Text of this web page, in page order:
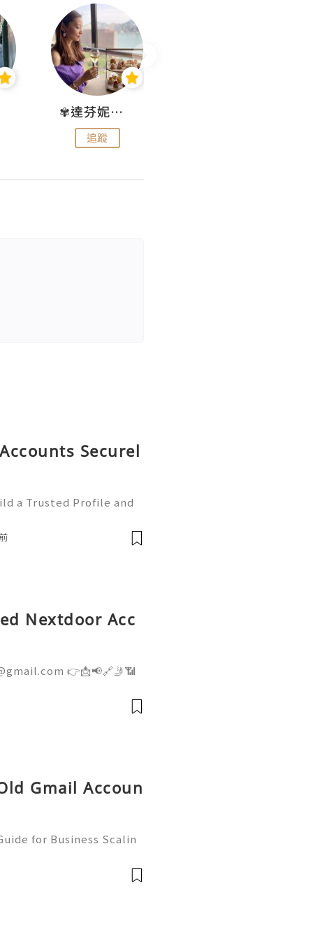
✾達芬妮•愛孩子•愛生活✾
追蹤
Securel
a Trusted Profile and
and collabo
Nextdoor Acc
👉📩📢🔗🤳📶
getpvapro.com Buy
Quality at Getpvapr
Gmail Accoun
for Business Scalin